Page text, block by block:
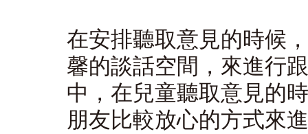
在安排聽取意見的時候
馨的談話空間，來進行
中，在兒童聽取意見的
朋友比較放心的方式來